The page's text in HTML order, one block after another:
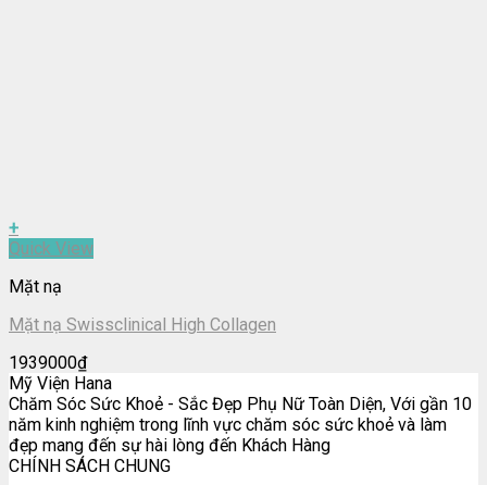
+
Quick View
Mặt nạ
Mặt nạ Swissclinical High Collagen
1939000₫
Mỹ Viện Hana
Chăm Sóc Sức Khoẻ - Sắc Đẹp Phụ Nữ Toàn Diện, Với gần 10
năm kinh nghiệm trong lĩnh vực chăm sóc sức khoẻ và làm
đẹp mang đến sự hài lòng đến Khách Hàng
CHÍNH SÁCH CHUNG